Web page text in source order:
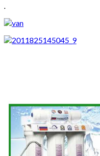
.
Van 1
Van